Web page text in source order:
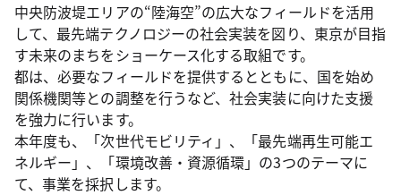
中央防波堤エリアの“陸海空”の広大なフィールドを活用
して、最先端テクノロジーの社会実装を図り、東京が目指
す未来のまちをショーケース化する取組です。
都は、必要なフィールドを提供するとともに、国を始め
関係機関等との調整を行うなど、社会実装に向けた支援
を強力に行います。
本年度も、「次世代モビリティ」、「最先端再生可能エ
ネルギー」、「環境改善・資源循環」の3つのテーマに
て、事業を採択します。